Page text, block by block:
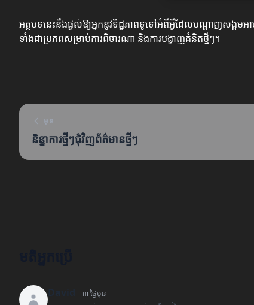
អត្ថបទនេះនឹងផ្តល់ឱ្យអ្នកនូវទិដ្ឋភាពទូទៅអំពីអ្វីដែលបណ្តាញសង្គម
ទាំងជាប្រភពសម្រាប់ការពិចារណា និងការបង្ហាញគំនិតថ្មីៗ។
មុន
និន្នាការថ្មីៗជុំវិញព័ត៌មានថ្មីៗ
៣ ថ្ងៃមុន